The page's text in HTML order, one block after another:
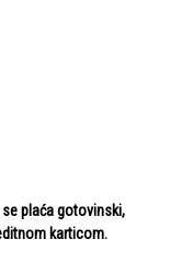
plaća gotovinski,
karticom.